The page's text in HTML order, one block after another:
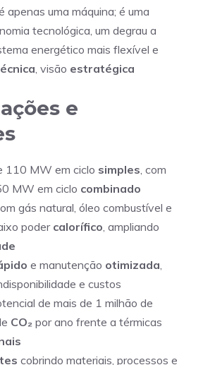
apenas uma máquina; é uma
tecnológica, um degrau a
energético mais flexível e
, visão estratégica
e
110 MW em ciclo simples , com
MW em ciclo combinado
gás natural, óleo combustível e
poder calorífico , ampliando
e manutenção otimizada
e custos
de mais de 1 milhão de
CO₂ por ano frente a térmicas
cobrindo materiais, processos e